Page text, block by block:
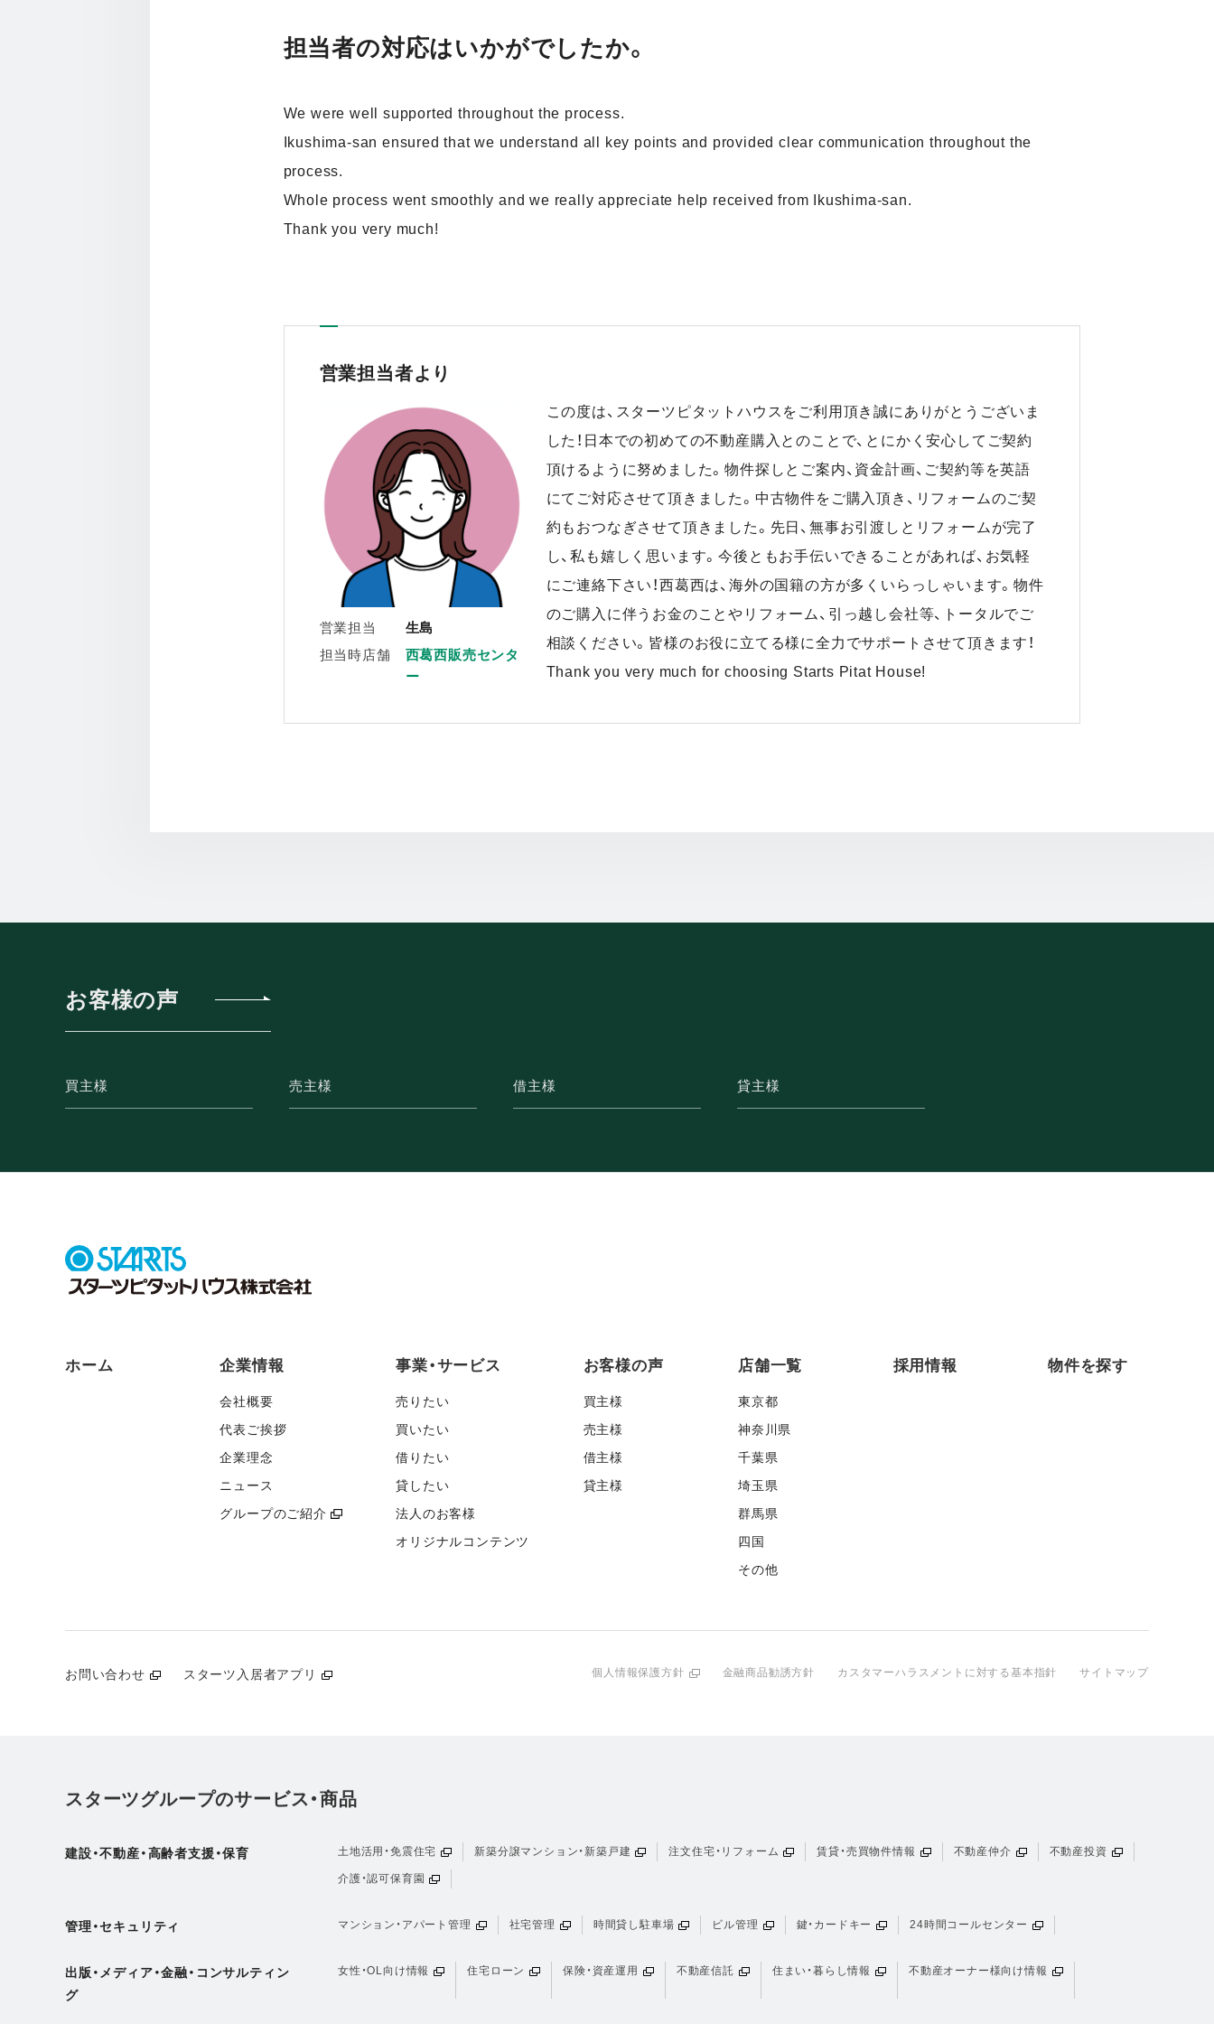
担当者の対応はいかがでしたか。
We were well supported throughout the process.
Ikushima-san ensured that we understand all key points and provided clear communication throughout the
process.
Whole process went smoothly and we really appreciate help received from Ikushima-san.
Thank you very much!
営業担当者より
営業担当
生島
担当時店舗
西葛西販売センタ
ー
この度は、スターツピタットハウスをご利用頂き誠にありがとうございま
した！日本での初めての不動産購入とのことで、とにかく安心してご契約
頂けるように努めました。物件探しとご案内、資金計画、ご契約等を英語
にてご対応させて頂きました。中古物件をご購入頂き、リフォームのご契
約もおつなぎさせて頂きました。先日、無事お引渡しとリフォームが完了
し、私も嬉しく思います。今後ともお手伝いできることがあれば、お気軽
にご連絡下さい！西葛西は、海外の国籍の方が多くいらっしゃいます。物件
のご購入に伴うお金のことやリフォーム、引っ越し会社等、トータルでご
相談ください。皆様のお役に立てる様に全力でサポートさせて頂きます！
Thank you very much for choosing Starts Pitat House!
お客様の声
買主様 売主様 借主様 貸主様
ホーム 企業情報
会社概要
代表ご挨拶
企業理念
ニュース
グループのご紹介
事業・サービス
売りたい
買いたい
借りたい
貸したい
法人のお客様
オリジナルコンテンツ
お客様の声
買主様
売主様
借主様
貸主様
店舗一覧
東京都
神奈川県
千葉県
埼玉県
群馬県
四国
その他
採用情報 物件を探す
お問い合わせ スターツ入居者アプリ 個人情報保護方針 金融商品勧誘方針 カスタマーハラスメントに対する基本指針 サイトマップ
スターツグループのサービス・商品
建設・不動産・高齢者支援・保育 土地活用・免震住宅 新築分譲マンション・新築戸建 注文住宅・リフォーム 賃貸・売買物件情報 不動産仲介 不動産投資
介護・認可保育園
管理・セキュリティ マンション・アパート管理 社宅管理 時間貸し駐車場 ビル管理 鍵・カードキー 24時間コールセンター
出版・メディア・金融・コンサルティン
グ
女性・OL向け情報 住宅ローン 保険・資産運用 不動産信託 住まい・暮らし情報 不動産オーナー様向け情報